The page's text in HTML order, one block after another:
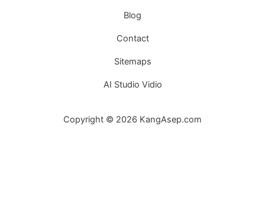
Blog
Contact
Sitemaps
AI Studio Vidio
Copyright © 2026 KangAsep.com